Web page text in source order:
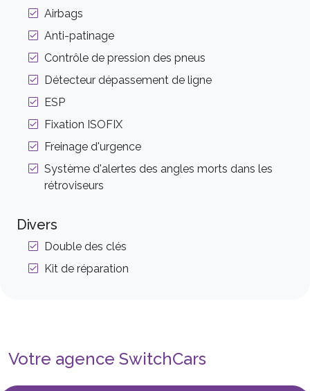
Airbags
Anti-patinage
Contrôle de pression des pneus
Détecteur dépassement de ligne
ESP
Fixation ISOFIX
Freinage d'urgence
Système d'alertes des angles morts dans les
rétroviseurs
Divers
Double des clés
Kit de réparation
Votre agence SwitchCars